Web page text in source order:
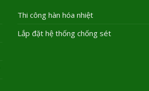
Thi công hàn hóa nhiệt
Lắp đặt hệ thống chống sét